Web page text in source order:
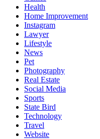
Health
Home Improvement
Instagram
Lawyer
Lifestyle
News
Pet
Photography
Real Estate
Social Media
Sports
State Bird
Technology
Travel
Website